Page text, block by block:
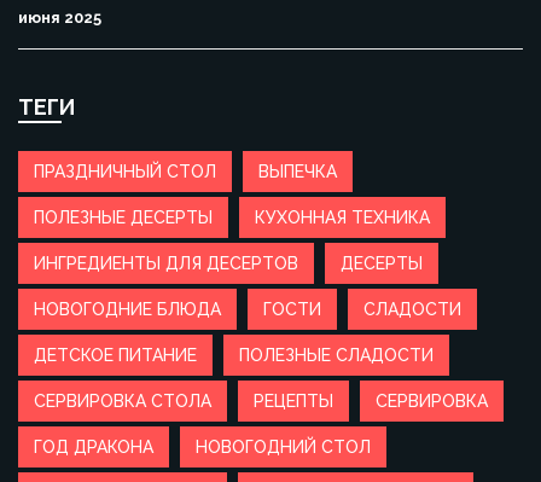
июня 2025
ТЕГИ
ПРАЗДНИЧНЫЙ СТОЛ ВЫПЕЧКА
ПОЛЕЗНЫЕ ДЕСЕРТЫ КУХОННАЯ ТЕХНИКА
ИНГРЕДИЕНТЫ ДЛЯ ДЕСЕРТОВ ДЕСЕРТЫ
НОВОГОДНИЕ БЛЮДА ГОСТИ СЛАДОСТИ
ДЕТСКОЕ ПИТАНИЕ ПОЛЕЗНЫЕ СЛАДОСТИ
СЕРВИРОВКА СТОЛА РЕЦЕПТЫ СЕРВИРОВКА
ГОД ДРАКОНА НОВОГОДНИЙ СТОЛ